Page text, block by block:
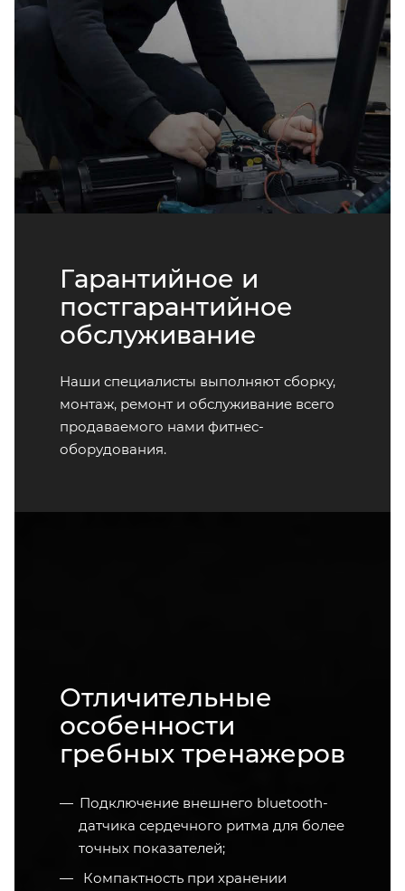
Гарантийное и
постгарантийное
обслуживание
Наши специалисты выполняют сборку,
монтаж, ремонт и обслуживание всего
продаваемого нами фитнес-
оборудования.
Отличительные
особенности
гребных тренажеров
Подключение внешнего bluetooth-
датчика сердечного ритма для более
точных показателей;
Компактность при хранении